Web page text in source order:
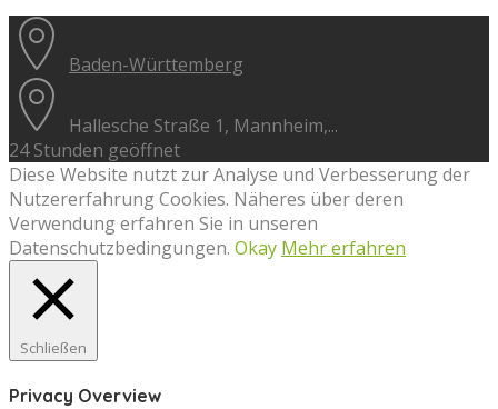
Baden-Württemberg
Hallesche Straße 1, Mannheim,...
24 Stunden geöffnet
Diese Website nutzt zur Analyse und Verbesserung der
Nutzererfahrung Cookies. Näheres über deren
Verwendung erfahren Sie in unseren
Datenschutzbedingungen. Okay Mehr erfahren
Schließen
Privacy Overview